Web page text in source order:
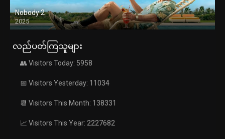
Nobody 2
2025
လည်ပတ်ကြသူများ
👥 Visitors Today: 5958
📅 Visitors Yesterday: 11034
📆 Visitors This Month: 138331
📈 Visitors This Year: 2227682